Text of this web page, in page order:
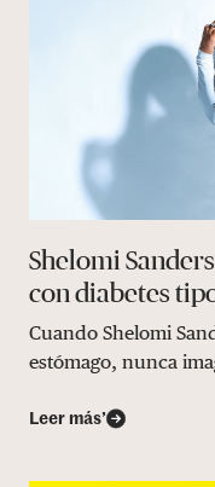
Shelomi
con diabetes
Cuando Shelomi
estómago, nunca
Leer más’